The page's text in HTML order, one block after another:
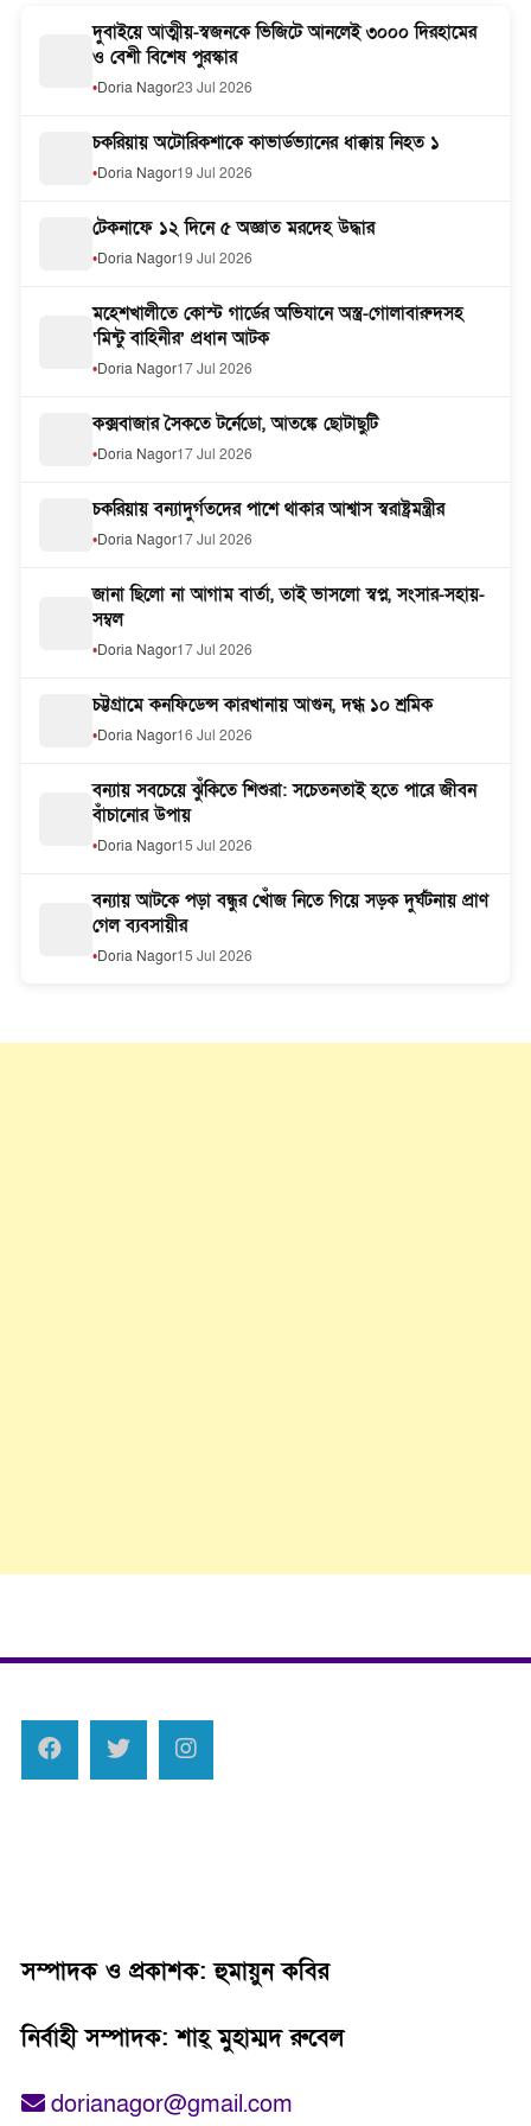
দুবাইয়ে আত্মীয়-স্বজনকে ভিজিটে আনলেই ৩০০০ দিরহামের
ও বেশী বিশেষ পুরস্কার
Doria Nagor23 Jul 2026
চকরিয়ায় অটোরিকশাকে কাভার্ডভ্যানের ধাক্কায় নিহত ১
Doria Nagor19 Jul 2026
টেকনাফে ১২ দিনে ৫ অজ্ঞাত মরদেহ উদ্ধার
Doria Nagor19 Jul 2026
মহেশখালীতে কোস্ট গার্ডের অভিযানে অস্ত্র-গোলাবারুদসহ
‘মিন্টু বাহিনীর’ প্রধান আটক
Doria Nagor17 Jul 2026
কক্সবাজার সৈকতে টর্নেডো, আতঙ্কে ছোটাছুটি
Doria Nagor17 Jul 2026
চকরিয়ায় বন্যাদুর্গতদের পাশে থাকার আশ্বাস স্বরাষ্ট্রমন্ত্রীর
Doria Nagor17 Jul 2026
জানা ছিলো না আগাম বার্তা, তাই ভাসলো স্বপ্ন, সংসার-সহায়-
সম্বল
Doria Nagor17 Jul 2026
চট্টগ্রামে কনফিডেন্স কারখানায় আগুন, দগ্ধ ১০ শ্রমিক
Doria Nagor16 Jul 2026
বন্যায় সবচেয়ে ঝুঁকিতে শিশুরা: সচেতনতাই হতে পারে জীবন
বাঁচানোর উপায়
Doria Nagor15 Jul 2026
বন্যায় আটকে পড়া বন্ধুর খোঁজ নিতে গিয়ে সড়ক দুর্ঘটনায় প্রাণ
গেল ব্যবসায়ীর
Doria Nagor15 Jul 2026
সম্পাদক ও প্রকাশক: হুমায়ুন কবির
নির্বাহী সম্পাদক: শাহ্‌ মুহাম্মদ রুবেল
dorianagor@gmail.com